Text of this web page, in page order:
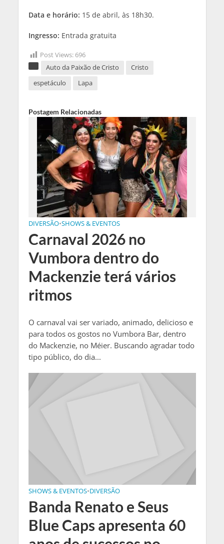
Data e horário: 15 de abril, às 18h30.
Ingresso: Entrada gratuita
Post Views: 696
Auto da Paixão de Cristo
Cristo
espetáculo
Lapa
Postagem Relacionadas
DIVERSÃO•SHOWS & EVENTOS
Carnaval 2026 no
Vumbora dentro do
Mackenzie terá vários
ritmos
O carnaval vai ser variado, animado, delicioso e
para todos os gostos no Vumbora Bar, dentro
do Mackenzie, no Méier. Buscando agradar todo
tipo público, do dia...
SHOWS & EVENTOS•DIVERSÃO
Banda Renato e Seus
Blue Caps apresenta 60